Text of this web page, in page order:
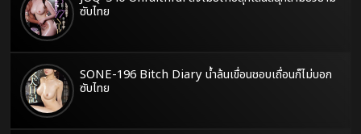
ซับไทย
SONE-196 Bitch Diary น้ำล้นเขื่อนชอบเถื่อนก็ไม่บอก
ซับไทย